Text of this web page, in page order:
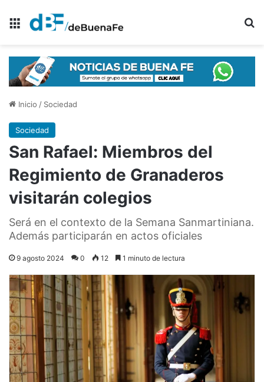
Menú
Inicio / Sociedad
Sociedad
San Rafael: Miembros del
Regimiento de Granaderos
visitarán colegios
Será en el contexto de la Semana Sanmartiniana.
Además participarán en actos oficiales
9 agosto 2024 0 12 1 minuto de lectura